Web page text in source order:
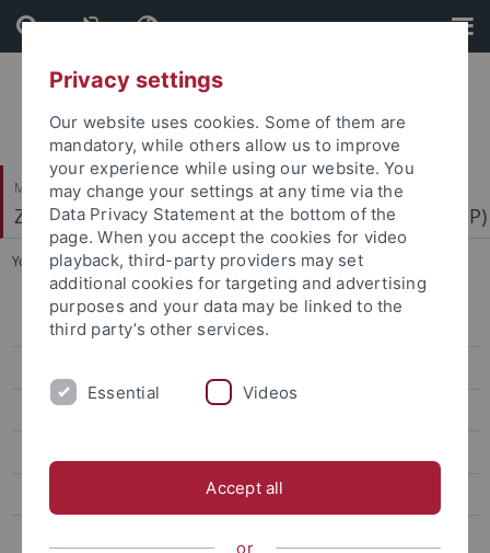
Skip
to
content
Skip
to
footer
Mathematisch-Naturwissenschaftliche Fakultät
Zentrum für Molekularbiologie der Pflanzen (ZMBP)
You are here: Startseite ... Kemen
Bayer
El Kasmi
Privacy settings
Our website uses cookies. Some of them are
mandatory, while others allow us to improve
your experience while using our website. You
may change your settings at any time via the
Data Privacy Statement at the bottom of the
page. When you accept the cookies for video
playback, third-party providers may set
additional cookies for targeting and advertising
purposes and your data may be linked to the
third party’s other services.
Essential Videos
Accept all
or